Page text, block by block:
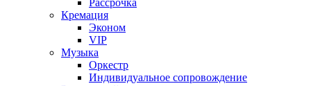
Рассрочка
Кремация
Эконом
VIP
Музыка
Оркестр
Индивидуальное сопровождение